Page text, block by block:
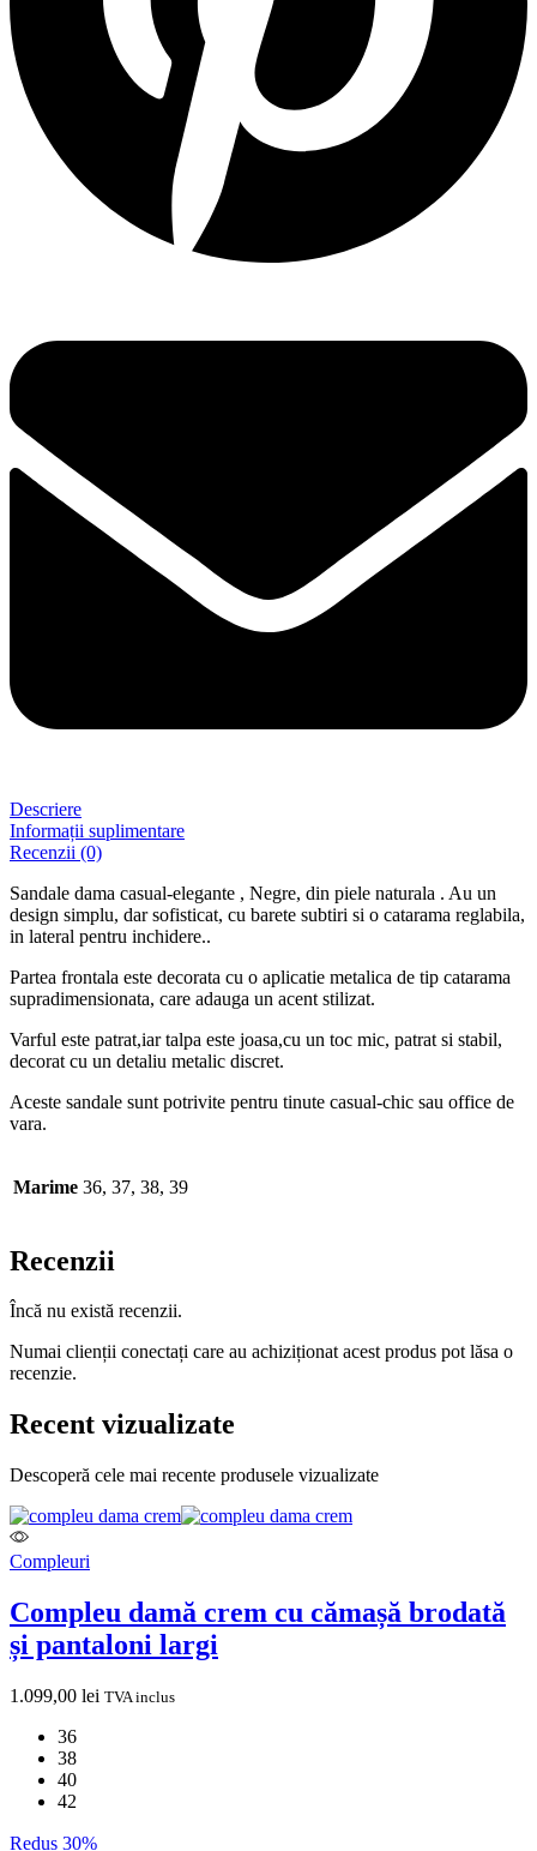
Descriere
Informații suplimentare
Recenzii (0)
Sandale dama casual-elegante , Negre, din piele naturala . Au un
design simplu, dar sofisticat, cu barete subtiri si o catarama reglabila,
in lateral pentru inchidere..
Partea frontala este decorata cu o aplicatie metalica de tip catarama
supradimensionata, care adauga un acent stilizat.
Varful este patrat,iar talpa este joasa,cu un toc mic, patrat si stabil,
decorat cu un detaliu metalic discret.
Aceste sandale sunt potrivite pentru tinute casual-chic sau office de
vara.
Marime 36, 37, 38, 39
Recenzii
Încă nu există recenzii.
Numai clienții conectați care au achiziționat acest produs pot lăsa o
recenzie.
Recent vizualizate
Descoperă cele mai recente produsele vizualizate
Compleuri
Compleu damă crem cu cămașă brodată
și pantaloni largi
1.099,00 lei TVA inclus
36
38
40
42
Redus 30%